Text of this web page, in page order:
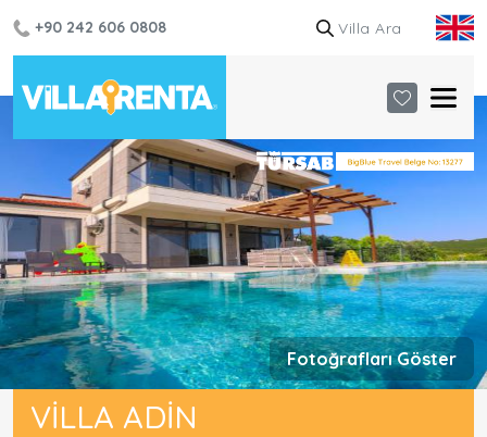
+90 242 606 0808
Fotoğrafları Göster
VILLA ADIN